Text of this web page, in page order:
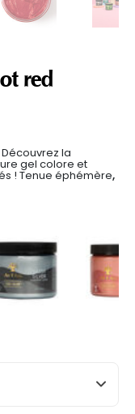
red
la
gel colore et
! Tenue éphémère,